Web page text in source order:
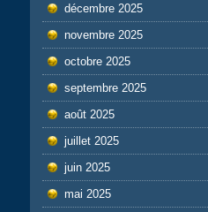
décembre 2025
novembre 2025
octobre 2025
septembre 2025
août 2025
juillet 2025
juin 2025
mai 2025